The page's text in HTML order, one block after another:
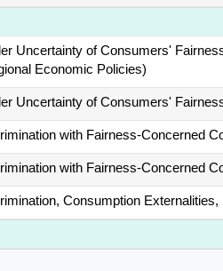
Uncertainty of Consumers'
Economic Policies)
Uncertainty of Consumers'
with Fairness-Concerned
with Fairness-Concerned
Consumption